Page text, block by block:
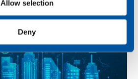
Allow selection
Deny